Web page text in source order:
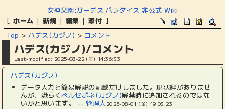
女神楽園:ガーデス·パラダイス 非公式 Wiki
[ ホーム | 新規 | 編集 | 添付 ]
Top >ハデス(カジノ) > コメント
ハデス(カジノ)/コメント
Last-modified: 2025-08-22 (金) 14:36:33
ハデス(カジノ)
データ入力と簡易解説の記載だけしました。現状絆がありませ
んが、恐らくペルセポネ(カジノ)解禁時に追加されるのではな
いかと思います。 --管理人2025-08-01 (金) 19:03:23